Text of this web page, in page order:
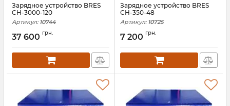
Зарядное устройство BRES
CH-3000-120
Артикул: 10744
37 600 грн.
Зарядное устройство BRES
CH-350-48
Артикул: 10725
7 200 грн.